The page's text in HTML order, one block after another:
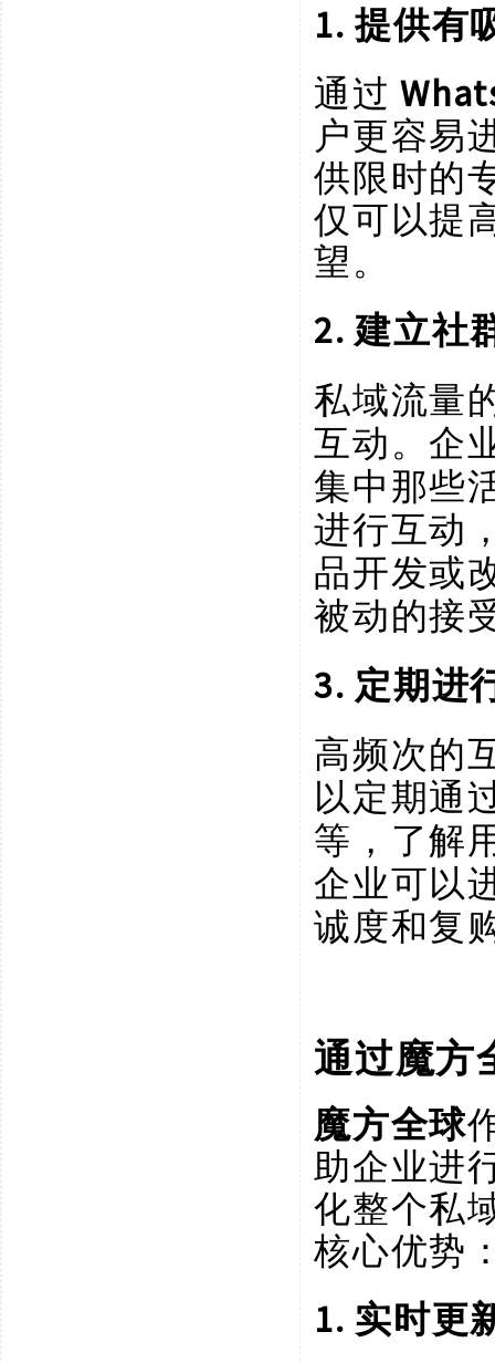
1. 提供有
通过
户更容易
供限时的
仅可以提
望。
2. 建立社
私域流量
互动。企
集中那些
进行互动
品开发或
被动的接
3. 定期进
高频次的
以定期通
等，了解
企业可以
诚度和复
通过魔方
魔方全球
助企业进
化整个私
核心优势
1. 实时更